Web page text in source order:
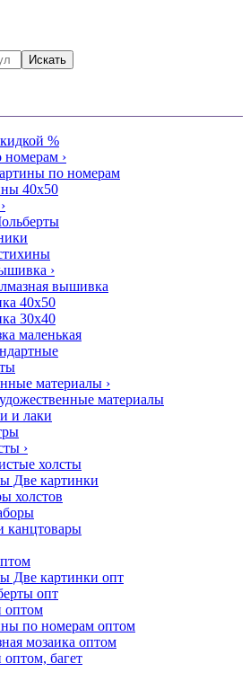
Искать
%
номерам ›
по номерам
40x50
›
›
вышивка
40x50
30x40
маленькая
материалы ›
материалы
и лаки
›
холсты
Две картинки
холстов
канцтовары
Две картинки опт
опт
оптом
по номерам оптом
мозаика оптом
багет